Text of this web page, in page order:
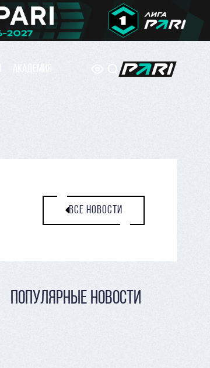
АКАДЕМИЯ
ВСЕ НОВОСТИ
ПОПУЛЯРНЫЕ НОВОСТИ